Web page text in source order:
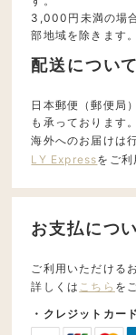
3,000円未満の場
部地域を除きます。
配送について
日本郵便（郵便局
も承っております。
海外へのお届けは
LY Expressをご利
お支払につ
ご利用いただける
詳しくは こちら を
・クレジットカード